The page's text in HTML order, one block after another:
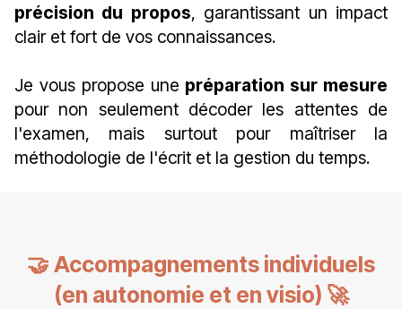
précision du propos, garantissant un impact
clair et fort de vos connaissances.
Je vous propose une préparation sur mesure
pour non seulement décoder les attentes de
l'examen, mais surtout pour maîtriser la
méthodologie de l'écrit et la gestion du temps.
🤝 Accompagnements individuels
(en autonomie et en visio) 🚀